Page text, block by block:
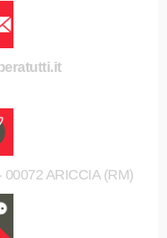
ARICCIA (RM)